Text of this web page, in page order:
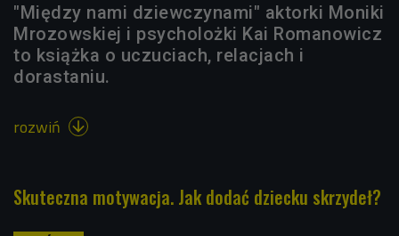
"Między nami dziewczynami" aktorki Moniki
Mrozowskiej i psycholożki Kai Romanowicz
to książka o uczuciach, relacjach i
dorastaniu.
rozwiń 
Skuteczna motywacja. Jak dodać dziecku skrzydeł?